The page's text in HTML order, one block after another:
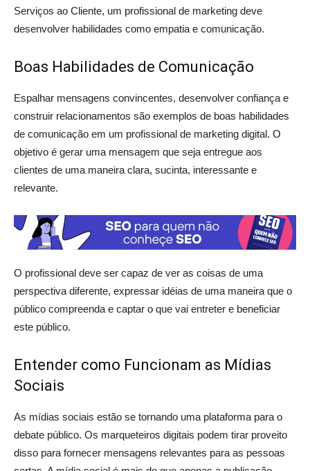
Serviços ao Cliente, um profissional de marketing deve
desenvolver habilidades como empatia e comunicação.
Boas Habilidades de Comunicação
Espalhar mensagens convincentes, desenvolver confiança e
construir relacionamentos são exemplos de boas habilidades
de comunicação em um profissional de marketing digital. O
objetivo é gerar uma mensagem que seja entregue aos
clientes de uma maneira clara, sucinta, interessante e
relevante.
O profissional deve ser capaz de ver as coisas de uma
perspectiva diferente, expressar idéias de uma maneira que o
público compreenda e captar o que vai entreter e beneficiar
este público.
Entender como Funcionam as Mídias
Sociais
As mídias sociais estão se tornando uma plataforma para o
debate público. Os marqueteiros digitais podem tirar proveito
disso para fornecer mensagens relevantes para as pessoas